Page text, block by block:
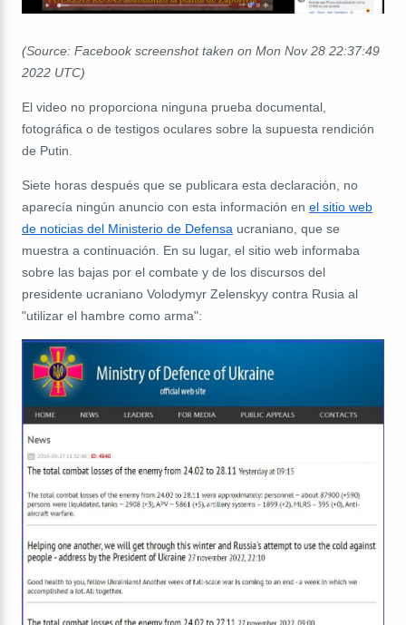
(Source: Facebook screenshot taken on Mon Nov 28 22:37:49
2022 UTC)
El video no proporciona ninguna prueba documental,
fotográfica o de testigos oculares sobre la supuesta rendición
de Putin.
Siete horas después que se publicara esta declaración, no
aparecía ningún anuncio con esta información en el sitio web
de noticias del Ministerio de Defensa ucraniano, que se
muestra a continuación. En su lugar, el sitio web informaba
sobre las bajas por el combate y de los discursos del
presidente ucraniano Volodymyr Zelenskyy contra Rusia al
"utilizar el hambre como arma":